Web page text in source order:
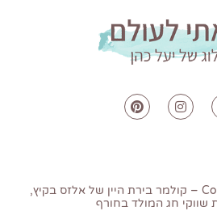
Colmar – קולמר בירת היין של אלזס בקיץ,
שווקי חג המולד בחורף